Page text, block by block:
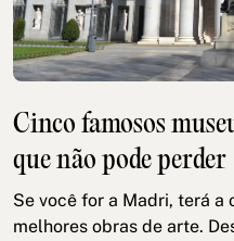
Cinco famosos
que não pode perder
Se você for a Madri, terá
melhores obras de arte.